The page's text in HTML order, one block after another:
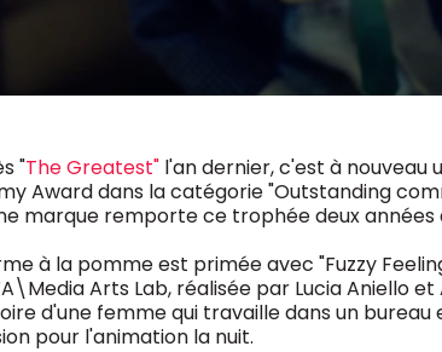
"The Greatest" l'an dernier, c'est à
Award dans la catégorie "Outstanding
marque remporte ce trophée deux années
à la pomme est primée avec "Fuzzy
Arts Lab, réalisée par Lucia Aniello
d'une femme qui travaille dans un bureau
pour l'animation la nuit.